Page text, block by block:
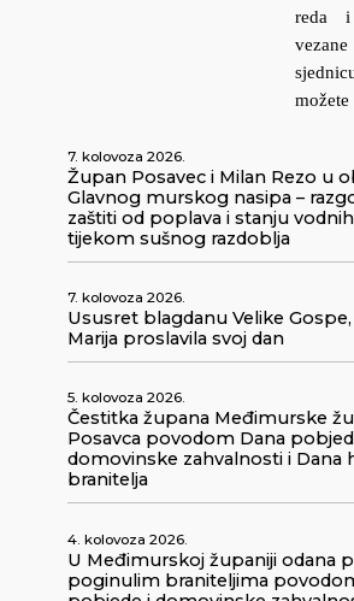
reda i
možete
7. kolovoza 2026.
Župan Posavec i Milan Rezo u
Glavnog murskog nasipa –
zaštiti od poplava i stanju
tijekom sušnog razdoblja
7. kolovoza 2026.
Ususret blagdanu Velike
Marija proslavila svoj dan
5. kolovoza 2026.
Čestitka župana Međimurske
Posavca povodom Dana
domovinske zahvalnosti i Dana
branitelja
4. kolovoza 2026.
U Međimurskoj županiji odana
poginulim braniteljima